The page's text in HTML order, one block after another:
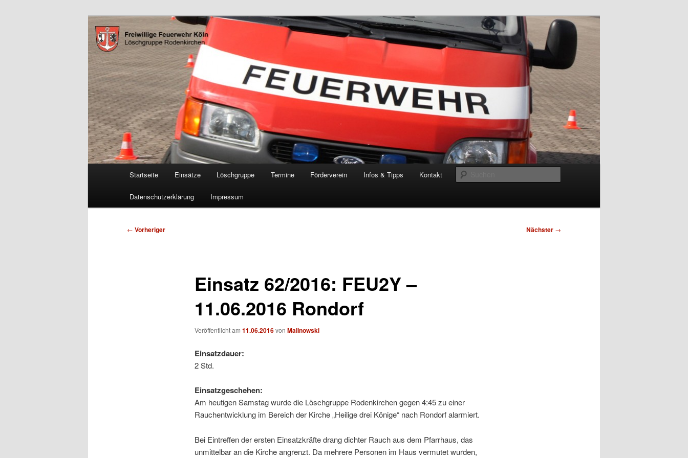
FF Köln, LG RD
Freiwillige Feuerwehr Köln, Löschgruppe Rodenkirchen
Startseite Einsätze Löschgruppe Termine Förderverein Infos & Tipps Kontakt
Datenschutzerklärung Impressum
Beitragsnavigation
← Vorheriger Nächster →
Einsatz 62/2016: FEU2Y –
11.06.2016 Rondorf
Veröffentlicht am 11.06.2016von Malinowski
Einsatzdauer:
2 Std.
Einsatzgeschehen:
Am heutigen Samstag wurde die Löschgruppe Rodenkirchen gegen 4:45 zu einer
Rauchentwicklung im Bereich der Kirche „Heilige drei Könige“ nach Rondorf alarmiert.
Bei Eintreffen der ersten Einsatzkräfte drang dichter Rauch aus dem Pfarrhaus, das
unmittelbar an die Kirche angrenzt. Da mehrere Personen im Haus vermutet wurden,